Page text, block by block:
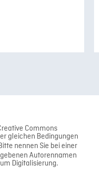
Commons
gleichen Bedingungen
nennen Sie bei einer
Autorennamen
Digitalisierung.